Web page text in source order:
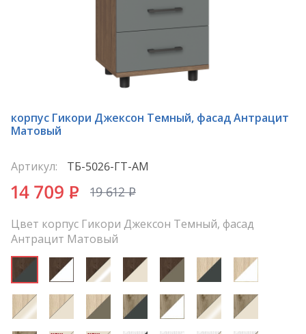
корпус Гикори Джексон Темный, фасад Антрацит
Матовый
Артикул: ТБ-5026-ГТ-АМ
14 709 P 19 612P
Цвет корпус Гикори Джексон Темный, фасад
Антрацит Матовый